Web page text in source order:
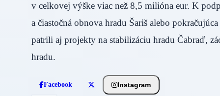
v celkovej výške viac než 8,5 milióna eur. K
a čiastočná obnova hradu Šariš alebo
patrili aj projekty na stabilizáciu hradu Čabraď,
hradu.
Facebook Instagram